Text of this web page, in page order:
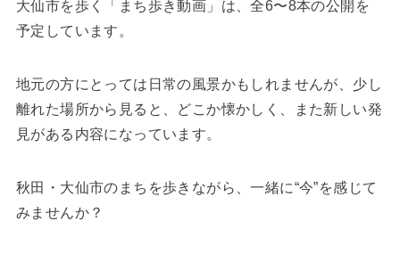
大仙市を歩く「まち歩き動画」は、全6〜8本の公開を
予定しています。
地元の方にとっては日常の風景かもしれませんが、少し
離れた場所から見ると、どこか懐かしく、また新しい発
見がある内容になっています。
秋田・大仙市のまちを歩きながら、一緒に“今”を感じて
みませんか？